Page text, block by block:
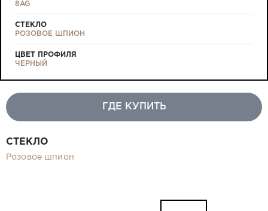
Проекты
8AG
СТЕКЛО
РОЗОВОЕ ШПИОН
ЦВЕТ ПРОФИЛЯ
ЧЕРНЫЙ
ГДЕ КУПИТЬ
СТЕКЛО
Розовое шпион